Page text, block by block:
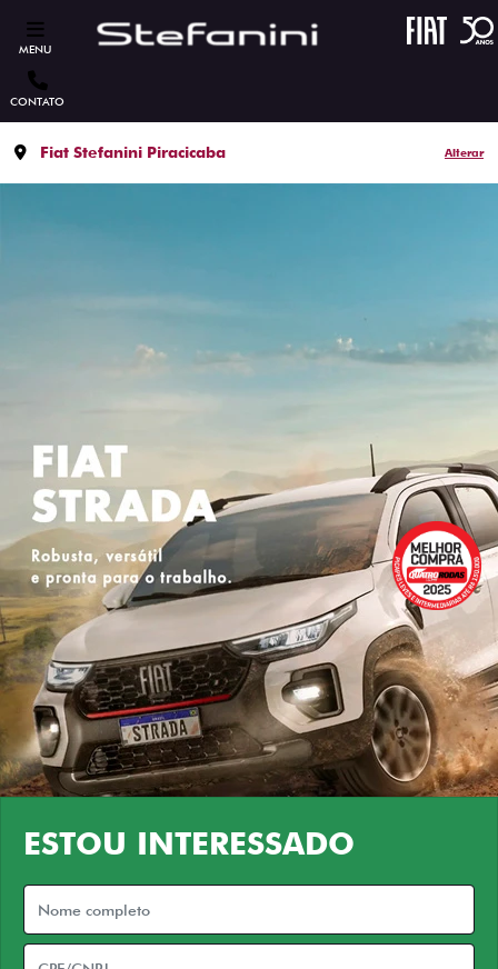
MENU
CONTATO
Fiat Stefanini Piracicaba Alterar
ESTOU INTERESSADO